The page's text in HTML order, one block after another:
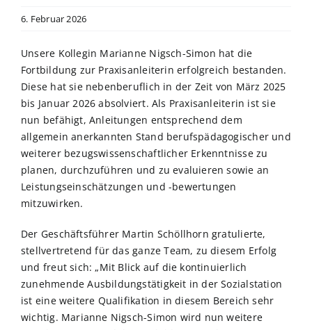
6. Februar 2026
Unsere Kollegin Marianne Nigsch-Simon hat die
Fortbildung zur Praxisanleiterin erfolgreich bestanden.
Diese hat sie nebenberuflich in der Zeit von März 2025
bis Januar 2026 absolviert. Als Praxisanleiterin ist sie
nun befähigt, Anleitungen entsprechend dem
allgemein anerkannten Stand berufspädagogischer und
weiterer bezugswissenschaftlicher Erkenntnisse zu
planen, durchzuführen und zu evaluieren sowie an
Leistungseinschätzungen und -bewertungen
mitzuwirken.
Der Geschäftsführer Martin Schöllhorn gratulierte,
stellvertretend für das ganze Team, zu diesem Erfolg
und freut sich: „Mit Blick auf die kontinuierlich
zunehmende Ausbildungstätigkeit in der Sozialstation
ist eine weitere Qualifikation in diesem Bereich sehr
wichtig. Marianne Nigsch-Simon wird nun weitere